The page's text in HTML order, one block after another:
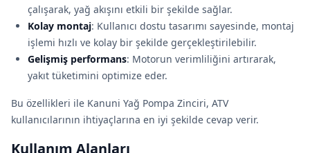
çalışarak, yağ akışını etkili bir şekilde sağlar.
Kolay montaj: Kullanıcı dostu tasarımı sayesinde, montaj
işlemi hızlı ve kolay bir şekilde gerçekleştirilebilir.
Gelişmiş performans: Motorun verimliliğini artırarak,
yakıt tüketimini optimize eder.
Bu özellikleri ile Kanuni Yağ Pompa Zinciri, ATV
kullanıcılarının ihtiyaçlarına en iyi şekilde cevap verir.
Kullanım Alanları